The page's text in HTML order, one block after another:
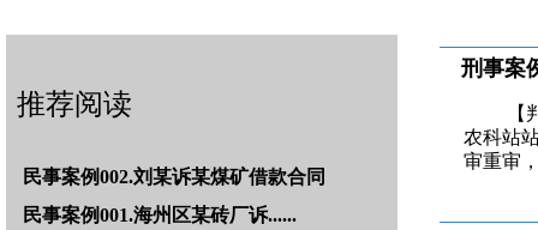
推荐阅读
民事案例002.刘某诉某煤矿借款合同
民事案例001.海州区某砖厂诉......
刑事案
【
农科站
审重审